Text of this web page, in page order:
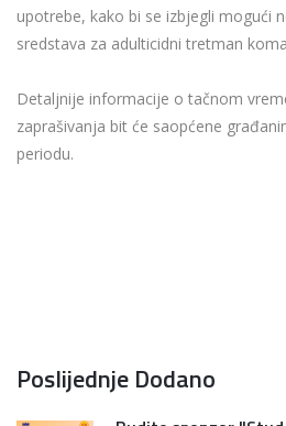
upotrebe, kako bi se izbjegli mogući
sredstava za adulticidni tretman
Detaljnije informacije o tačnom
zaprašivanja bit će saopćene
periodu.
Poslijednje Dodano